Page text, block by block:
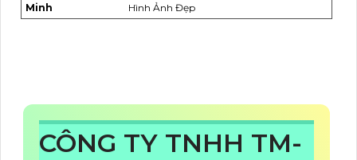
Minh
Hình Ảnh Đẹp
CÔNG TY TNHH TM-